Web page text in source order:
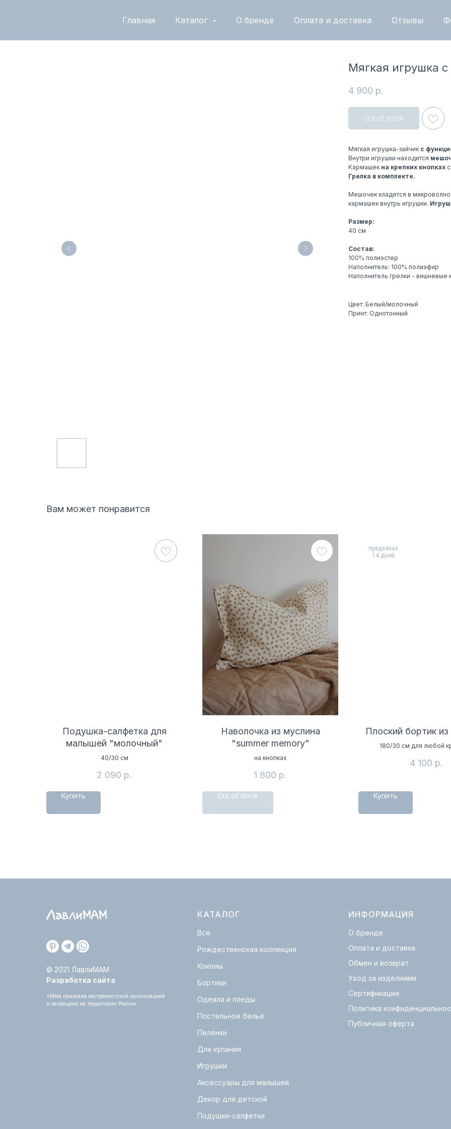
Главная Каталог О бренде Оплата и доставка Отзывы
Мягкая игрушка
4 900 р.
Out of stock
Мягкая игрушка-зайчик с
Внутри игрушки находится
Кармашек на крепких кнопках
Грелка в комплекте.
Мешочек кладется в
кармашек внутрь игрушки.
Размер:
40 см
Состав:
100% полиэстер
Наполнитель: 100% полиэфир
Наполнитель грелки - вишневые
Цвет: Белый/молочный
Принт: Однотонный
Вам может понравится
Подушка-салфетка для
малышей "молочный"
40/30 см
2 090 р.
Купить
Наволочка из муслина
"summer memory"
на кнопках
1 800 р.
Out of stock
предзаказ
14 дней
Плоский бортик
180/30 см для любой
4 100 р.
Купить
КАТАЛОГ
© 2021 ЛавлиМАМ
Разработка сайта
Коконы
Игрушки
Аксессуары для малышей
Декор для детской
ИНФОРМАЦИЯ
О бренде
Оплата и доставка
Обмен и возврат
Уход за изделиями
Сертификация
Все
Бортики
Одеяла и пледы
Постельное бельё
Пелёнки
Для купания
Политика
Публичная оферта
*Meta признана экстремистской организацией
и запрещена на территории России
Подушки-салфетки
Рождественская коллекция